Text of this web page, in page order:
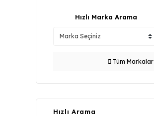
Hızlı Marka Arama
Tüm Markalar
Hızlı Arama